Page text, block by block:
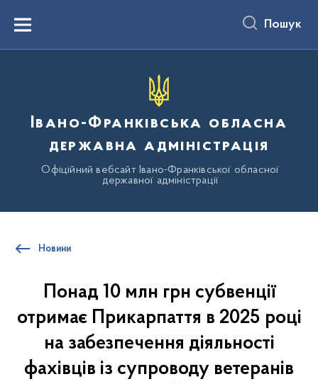
вмістуMenu Пошук
Івано-Франківська обласна
державна адміністрація
Офіційний вебсайт Івано-Франківської обласної
державної адміністрації
Новини
Понад 10 млн грн субвенції
отримає Прикарпаття в 2025 році
на забезпечення діяльності
фахівців із супроводу ветеранів